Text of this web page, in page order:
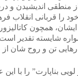
منطقی اندیشیدن و
را قربانی انقلاب
همچون
شایسته تقدیر است
تن و روح شان
بناپارت” را با